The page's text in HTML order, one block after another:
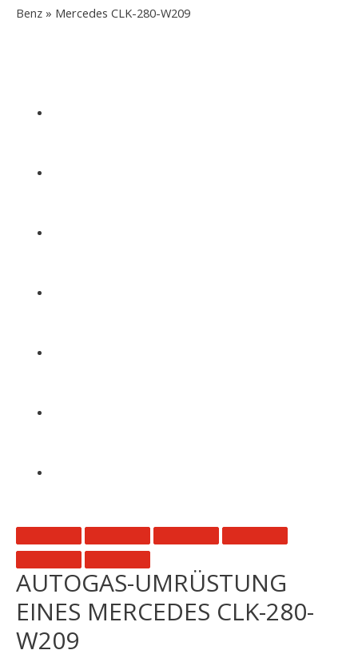
Benz » Mercedes CLK-280-W209
AUTOGAS-UMRÜSTUNG
EINES MERCEDES CLK-280-
W209